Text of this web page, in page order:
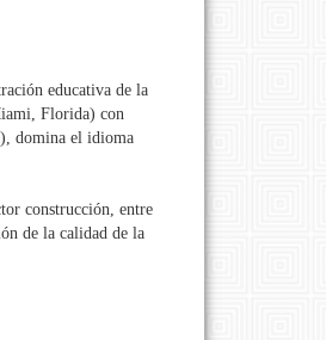
educativa de la
Florida) con
domina el idioma
construcción, entre
de la calidad de la